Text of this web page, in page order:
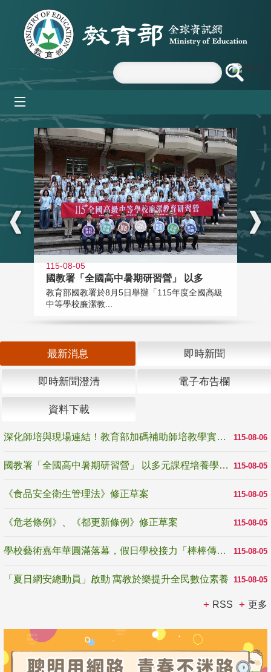
跳到主要內容區塊
:::
115-08-05
國教署「全國高中暑期研習營」 以多
教育部國教署於8月5日舉辦「115年度全國高級
中等學校廉潔教...
最新消息 即時新聞
即時新聞澄清 電子布告欄
資料下載
115-08-06
深化師培與現場連結！教育部加碼補助師培教學實踐研究 10月師培國際研討會交流教學實踐經驗
115-08-05
國教署「全國高中暑期研習營」 以多元課程培養學生瞭解誠信專業與倫理價值
115-08-05
《食品安全衛生管理法》修正草案
115-08-05
《危老條例》、《都更新條例》修正草案
115-08-05
學校藝術嘉年華圓滿落幕，假日學校接力「棒棒傳美感」
115-08-05
「夏日網安總動員」啟動 寓教於樂提升全民數位素養
RSS 更多